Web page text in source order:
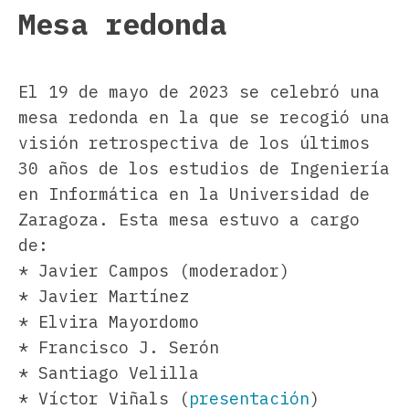
Mesa redonda
El 19 de mayo de 2023 se celebró una
mesa redonda en la que se recogió una
visión retrospectiva de los últimos
30 años de los estudios de Ingeniería
en Informática en la Universidad de
Zaragoza. Esta mesa estuvo a cargo
de:
* Javier Campos (moderador)
* Javier Martínez
* Elvira Mayordomo
* Francisco J. Serón
* Santiago Velilla
* Víctor Viñals (presentación)